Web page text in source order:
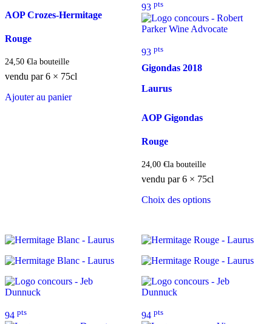
AOP Crozes-Hermitage
Rouge
24,50 €la bouteille
vendu par 6 × 75cl
Ajouter au panier
93 pts
93 pts
Gigondas 2018
Laurus
AOP Gigondas
Rouge
24,00 €la bouteille
vendu par 6 × 75cl
Choix des options
94 pts 94 pts